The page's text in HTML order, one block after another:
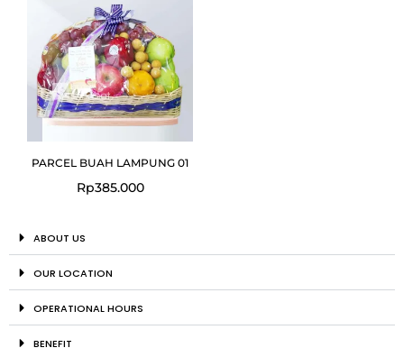
PARCEL BUAH LAMPUNG 01
Rp385.000
ABOUT US
OUR LOCATION
OPERATIONAL HOURS
BENEFIT